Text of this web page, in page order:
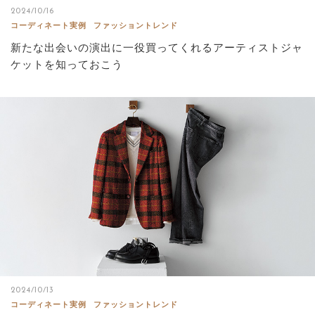
2024/10/16
コーディネート実例
ファッショントレンド
新たな出会いの演出に一役買ってくれるアーティストジャ
ケットを知っておこう
2024/10/13
コーディネート実例
ファッショントレンド